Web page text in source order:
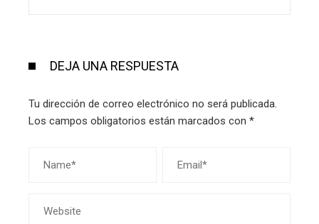
DEJA UNA RESPUESTA
Tu dirección de correo electrónico no será publicada.
Los campos obligatorios están marcados con *